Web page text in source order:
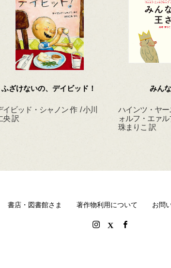
ふざけないの、デイビッド！
イビッド・シャノン 作 / 小川
央 訳
みん
ハインツ・ヤ
ォルフ・エァ
珠まりこ 訳
書店・図書館さま 著作物利用について お問